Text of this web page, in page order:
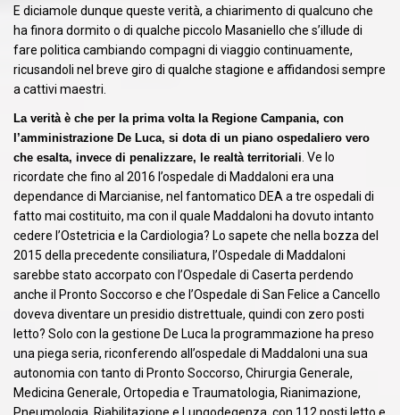
E diciamole dunque queste verità, a chiarimento di qualcuno che
ha finora dormito o di qualche piccolo Masaniello che s’illude di
fare politica cambiando compagni di viaggio continuamente,
ricusandoli nel breve giro di qualche stagione e affidandosi sempre
a cattivi maestri.
La verità è che per la prima volta la Regione Campania, con
l’amministrazione De Luca, si dota di un piano ospedaliero vero
che esalta, invece di penalizzare, le realtà territoriali Ve lo
ricordate che fino al 2016 l’ospedale di Maddaloni era una
dependance di Marcianise, nel fantomatico DEA a tre ospedali di
fatto mai costituito, ma con il quale Maddaloni ha dovuto intanto
cedere l’Ostetricia e la Cardiologia? Lo sapete che nella bozza del
2015 della precedente consiliatura, l’Ospedale di Maddaloni
sarebbe stato accorpato con l’Ospedale di Caserta perdendo
anche il Pronto Soccorso e che l’Ospedale di San Felice a Cancello
doveva diventare un presidio distrettuale, quindi con zero posti
letto? Solo con la gestione De Luca la programmazione ha preso
una piega seria, riconferendo all’ospedale di Maddaloni una sua
autonomia con tanto di Pronto Soccorso, Chirurgia Generale,
Medicina Generale, Ortopedia e Traumatologia, Rianimazione,
Pneumologia, Riabilitazione e Lungodegenza, con 112 posti letto e